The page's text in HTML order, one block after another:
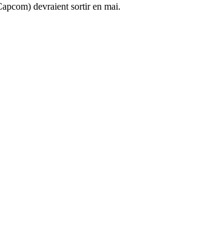
devraient sortir en mai.